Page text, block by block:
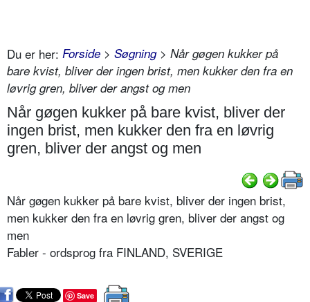
Du er her: Forside > Søgning> Når gøgen kukker på
bare kvist, bliver der ingen brist, men kukker den fra en
løvrig gren, bliver der angst og men
Når gøgen kukker på bare kvist, bliver der
ingen brist, men kukker den fra en løvrig
gren, bliver der angst og men
Når gøgen kukker på bare kvist, bliver der ingen brist,
men kukker den fra en løvrig gren, bliver der angst og
men
Fabler - ordsprog fra FINLAND, SVERIGE
Save